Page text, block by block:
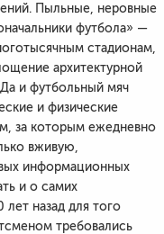
Пыльные, неровные
футбола» —
стадионам,
архитектурной
и футбольный мяч
и физические
за которым ежедневно
вживую,
информационных
и о самих
назад для того
требовались